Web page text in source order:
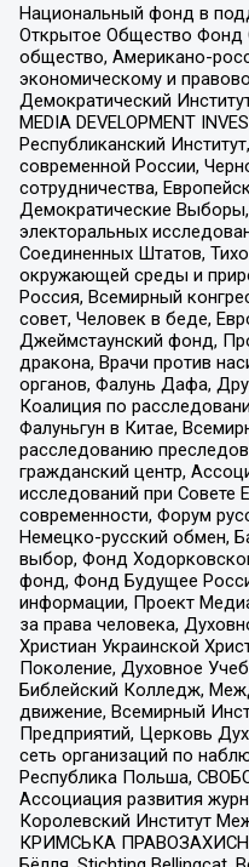
Национальный фонд в
Открытое Общество Фонд
общество, Американо-
экономическому и
Демократический
MEDIA DEVELOPMENT
Республиканский
современной России,
сотрудничества,
Демократические
электоральных
Соединенных Штатов,
окружающей среды и
Россия, Всемирный
совет, Человек в беде,
Джеймстаунский фонд,
дракона, Врачи против
органов, Фалунь Дафа,
Коалиция по
Фалуньгун в Китае,
расследованию
гражданский центр,
исследований при Совете
современности, Форум
Немецко-русский обмен,
выбор, Фонд
фонд, Фонд Будущее
информации, Проект
за права человека,
Христиан Украинской
Поколение, Духовное
Библейский Колледж,
движение, Всемирный
Предприятий, Церковь
сеть организаций по
Республика Польша,
Ассоциация развития
Королевский Институт
КРИМСЬКА